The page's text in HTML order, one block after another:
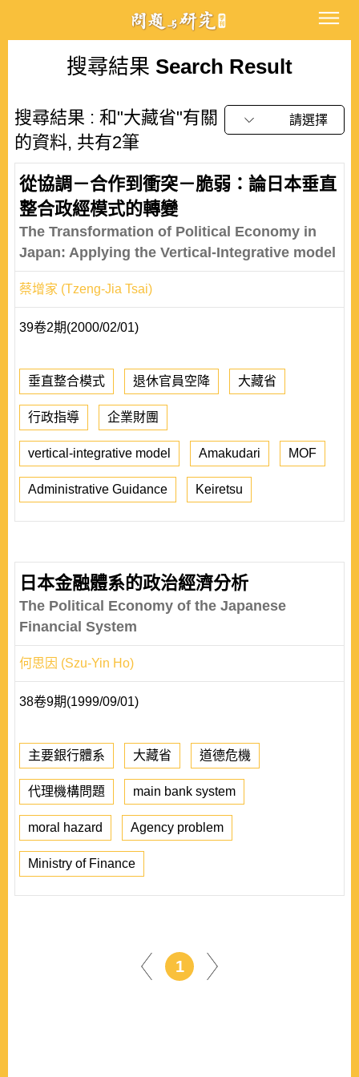
搜尋結果 Search Result
搜尋結果 : 和"大藏省"有關
的資料, 共有2筆
請選擇
從協調－合作到衝突－脆弱：論日本垂直
整合政經模式的轉變
The Transformation of Political Economy in
Japan: Applying the Vertical-Integrative model
蔡增家 (Tzeng-Jia Tsai)
39卷2期(2000/02/01)
垂直整合模式 退休官員空降 大藏省
行政指導 企業財團
vertical-integrative model Amakudari MOF
Administrative Guidance Keiretsu
日本金融體系的政治經濟分析
The Political Economy of the Japanese
Financial System
何思因 (Szu-Yin Ho)
38卷9期(1999/09/01)
主要銀行體系 大藏省 道德危機
代理機構問題 main bank system
moral hazard Agency problem
Ministry of Finance
1